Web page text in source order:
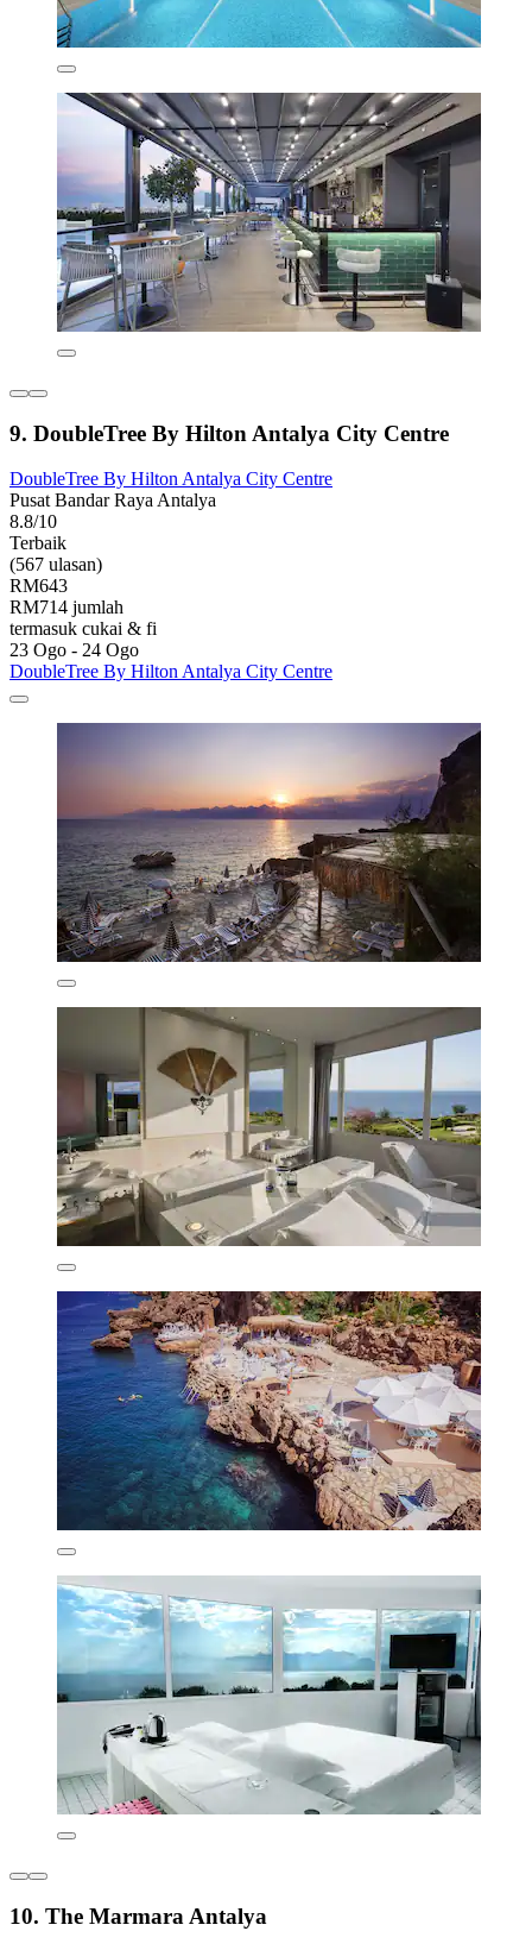
9. DoubleTree By Hilton Antalya City Centre
DoubleTree By Hilton Antalya City Centre
Pusat Bandar Raya Antalya
8.8/10
Terbaik
(567 ulasan)
RM643
RM714 jumlah
termasuk cukai & fi
23 Ogo - 24 Ogo
DoubleTree By Hilton Antalya City Centre
10. The Marmara Antalya